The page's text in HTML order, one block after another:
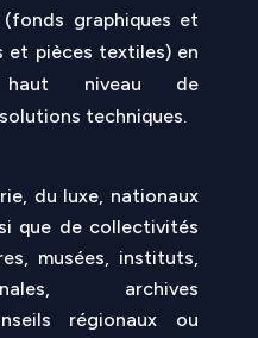
(fonds graphiques et
et pièces textiles) en
niveau de
techniques.
du luxe, nationaux
que de collectivités
musées, instituts,
archives
régionaux ou